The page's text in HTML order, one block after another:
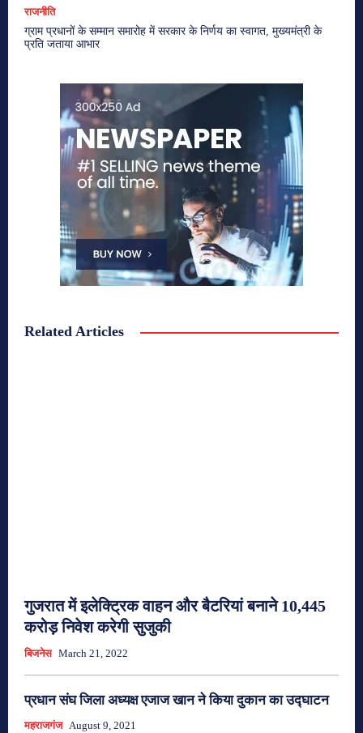
राजनीति
ग्राम प्रधानों के सम्मान समारोह में सरकार के निर्णय का स्वागत, मुख्यमंत्री के
प्रति जताया आभार
Related Articles
गुजरात में इलेक्ट्रिक वाहन और बैटरियां बनाने 10,445
करोड़ निवेश करेगी सुजुकी
बिजनेस March 21, 2022
प्रधान संघ जिला अध्यक्ष एजाज खान ने किया दुकान का उद्घाटन
महराजगंज August 9, 2021